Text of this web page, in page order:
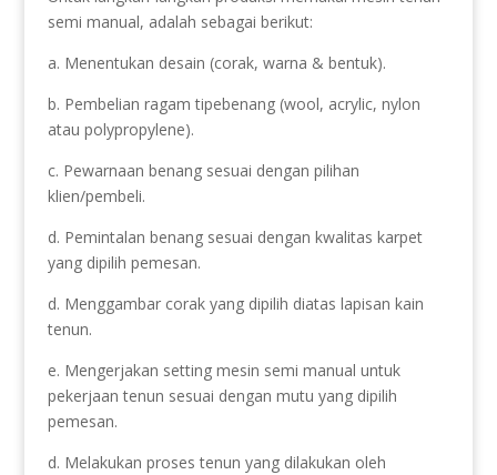
semi manual, adalah sebagai berikut:
a. Menentukan desain (corak, warna & bentuk).
b. Pembelian ragam tipebenang (wool, acrylic, nylon
atau polypropylene).
c. Pewarnaan benang sesuai dengan pilihan
klien/pembeli.
d. Pemintalan benang sesuai dengan kwalitas karpet
yang dipilih pemesan.
d. Menggambar corak yang dipilih diatas lapisan kain
tenun.
e. Mengerjakan setting mesin semi manual untuk
pekerjaan tenun sesuai dengan mutu yang dipilih
pemesan.
d. Melakukan proses tenun yang dilakukan oleh